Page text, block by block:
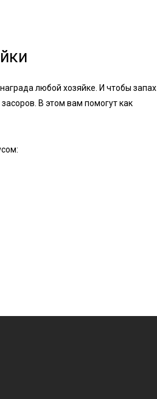
любой хозяйке. И чтобы запах
В этом вам помогут как